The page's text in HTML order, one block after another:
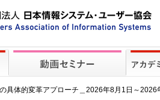
具体的変革アプローチ＿2026年8月1日～